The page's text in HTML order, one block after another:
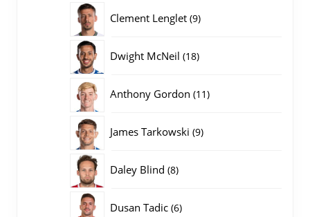
Clement Lenglet 99
Dwight McNeil 1818
Anthony Gordon 1111
James Tarkowski 99
Daley Blind 88
Dusan Tadic 66